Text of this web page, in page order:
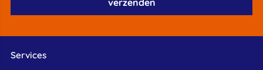
Services